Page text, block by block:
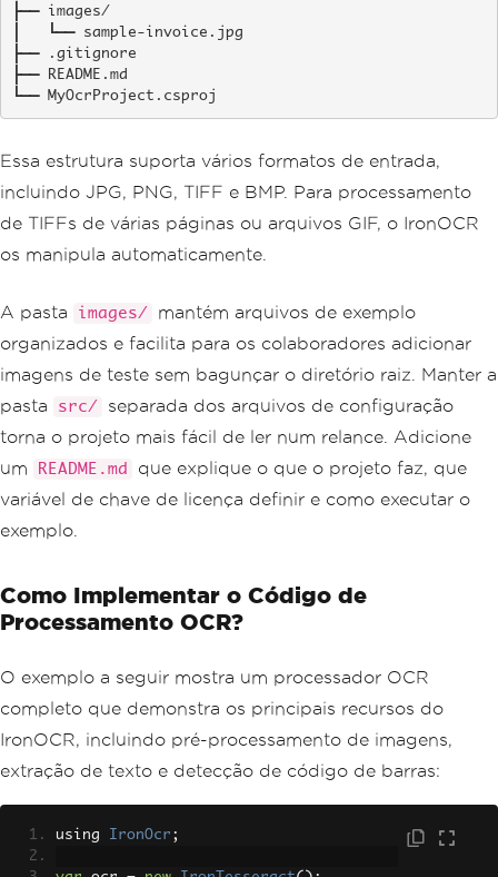
├── images/
│   └── sample-invoice.jpg
├── .gitignore
├── README.md
└── MyOcrProject.csproj
Essa estrutura suporta vários formatos de entrada,
incluindo JPG, PNG, TIFF e BMP. Para processamento
de TIFFs de várias páginas ou arquivos GIF, o IronOCR
os manipula automaticamente.
A pasta images/
mantém arquivos de exemplo
organizados e facilita para os colaboradores adicionar
imagens de teste sem bagunçar o diretório raiz. Manter a
pasta
src/
separada dos arquivos de configuração
torna o projeto mais fácil de ler num relance. Adicione
um
README.md
que explique o que o projeto faz, que
variável de chave de licença definir e como executar o
exemplo.
Como Implementar o Código de
Processamento OCR?
O exemplo a seguir mostra um processador OCR
completo que demonstra os principais recursos do
IronOCR, incluindo pré-processamento de imagens,
extração de texto e detecção de código de barras:
using IronOcr ;